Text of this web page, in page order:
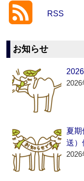
RSS
お知らせ
夏期
送）